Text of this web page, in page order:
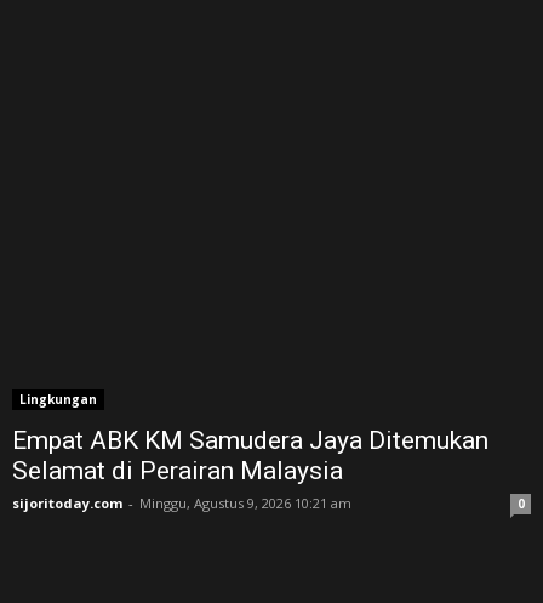
Lingkungan
Empat ABK KM Samudera Jaya Ditemukan
Selamat di Perairan Malaysia
sijoritoday.com - Minggu, Agustus 9, 2026 10:21 am 0